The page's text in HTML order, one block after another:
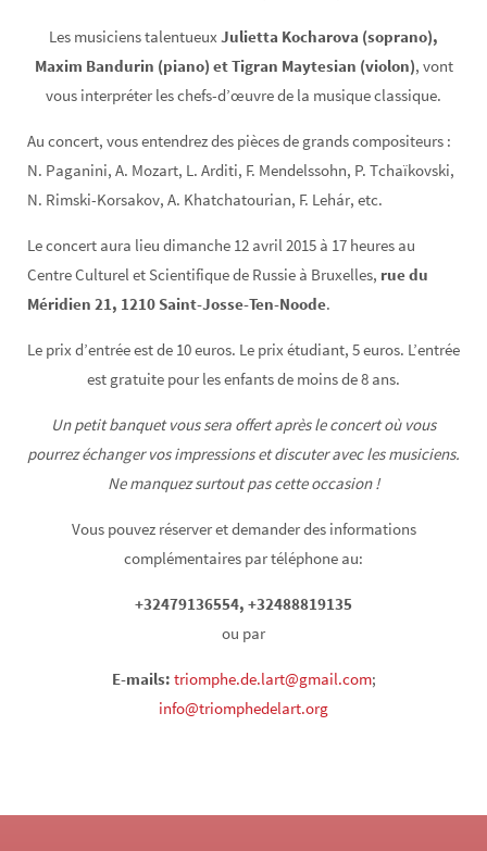
Les musiciens talentueux Julietta Kocharova (soprano),
Maxim Bandurin (piano) et Tigran Maytesian (violon), vont
vous interpréter les chefs-d’œuvre de la musique classique.
Au concert, vous entendrez des pièces de grands compositeurs :
N. Paganini, A. Mozart, L. Arditi, F. Mendelssohn, P. Tchaïkovski,
N. Rimski-Korsakov, A. Khatchatourian, F. Lehár, etc.
Le concert aura lieu dimanche 12 avril 2015 à 17 heures au
Centre Culturel et Scientifique de Russie à Bruxelles, rue du
Méridien 21, 1210 Saint-Josse-Ten-Noode.
Le prix d’entrée est de 10 euros. Le prix étudiant, 5 euros. L’entrée
est gratuite pour les enfants de moins de 8 ans.
Un petit banquet vous sera offert après le concert où vous
pourrez échanger vos impressions et discuter avec les musiciens.
Ne manquez surtout pas cette occasion !
Vous pouvez réserver et demander des informations
complémentaires par téléphone au:
+32479136554, +32488819135
ou par
E-mails: triomphe.de.lart@gmail.com;
info@triomphedelart.org